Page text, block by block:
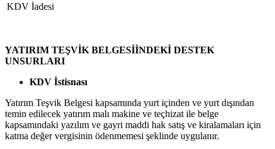
KDV İadesi
YATIRIM TEŞVİK BELGESİİNDEKİ DESTEK
UNSURLARI
KDV İstisnası
Yatırım Teşvik Belgesi kapsamında yurt içinden ve yurt dışından
temin edilecek yatırım malı makine ve teçhizat ile belge
kapsamındaki yazılım ve gayri maddi hak satış ve kiralamaları için
katma değer vergisinin ödenmemesi şeklinde uygulanır.